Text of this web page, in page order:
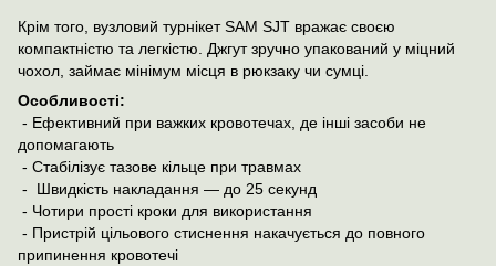
Крім того, вузловий турнікет SAM SJT вражає своєю
компактністю та легкістю. Джгут зручно упакований у міцний
чохол, займає мінімум місця в рюкзаку чи сумці.
Особливості:
- Ефективний при важких кровотечах, де інші засоби не
допомагають
- Стабілізує тазове кільце при травмах
- Швидкість накладання — до 25 секунд
- Чотири прості кроки для використання
- Пристрій цільового стиснення накачується до повного
припинення кровотечі